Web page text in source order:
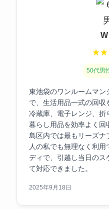
★★
50代男
東池袋のワンルームマン
で、生活用品一式の回収
冷蔵庫、電子レンジ、折
暮らし用品を効率よく回
島区内では最もリーズナ
人の私でも無理なく利
ディで、引越し当日のス
て対応できました。
2025年9月18日